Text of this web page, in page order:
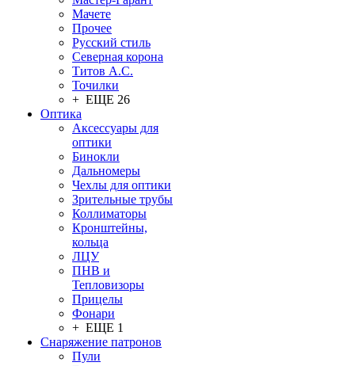
Мачете
Прочее
Русский стиль
Северная корона
Титов А.С.
Точилки
+ ЕЩЕ 26
Оптика
Аксессуары для
оптики
Бинокли
Дальномеры
Чехлы для оптики
Зрительные трубы
Коллиматоры
Кронштейны,
кольца
ЛЦУ
ПНВ и
Тепловизоры
Прицелы
Фонари
+ ЕЩЕ 1
Снаряжение патронов
Пули